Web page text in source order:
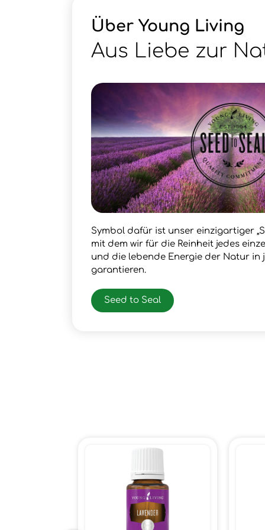
Über Young Living
Aus Liebe zur
Symbol dafür ist unser einzigartiger
mit dem wir für die Reinheit jedes
und die lebende Energie der Natur in
garantieren.
Seed to Seal